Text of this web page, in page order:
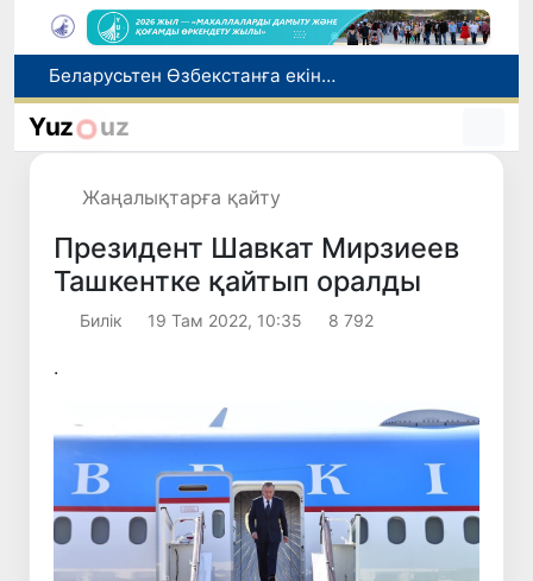
Адам саудасынан зардап шеккен азаматтар әлеуметтік қызметтермен қамтылады
Тарихи күн: Өзбекстанның «Самарқант-2028» жасанды серігі орбитаға сәтті шығарылды
Yuz uz
Жаңалықтарға қайту
Президент Шавкат Мирзиеев
Ташкентке қайтып оралды
Билік 19 Там 2022, 10:35 8 792
.